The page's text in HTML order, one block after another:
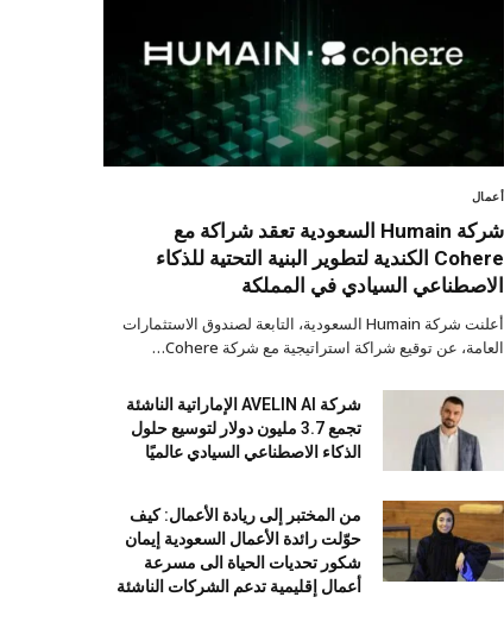
أعمال
شركة Humain السعودية تعقد شراكة مع
Cohere الكندية لتطوير البنية التحتية للذكاء
الاصطناعي السيادي في المملكة
أعلنت شركة Humain السعودية، التابعة لصندوق الاستثمارات
العامة، عن توقيع شراكة استراتيجية مع شركة Cohere…
شركة AVELIN AI الإماراتية الناشئة
تجمع 3.7 مليون دولار لتوسيع حلول
الذكاء الاصطناعي السيادي عالميًا
من المختبر إلى ريادة الأعمال: كيف
حوّلت رائدة الأعمال السعودية إيمان
شكور تحديات الحياة الى مسرعة
أعمال إقليمية تدعم الشركات الناشئة